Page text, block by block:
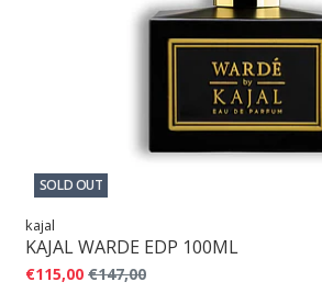
SOLD OUT
kajal
KAJAL WARDE EDP 100ML
€115,00 €147,00